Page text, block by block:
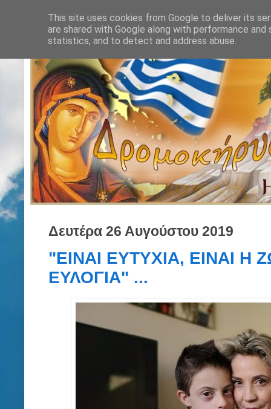
Δευτέρα 26 Αυγούστου 2019
"ΕΙΝΑΙ ΕΥΤΥΧΙΑ, ΕΙΝΑΙ Η
ΕΥΛΟΓΙΑ" ...
This site uses cookies from Google to deliver its
are shared with Google along with performance
statistics, and to detect and address abuse.